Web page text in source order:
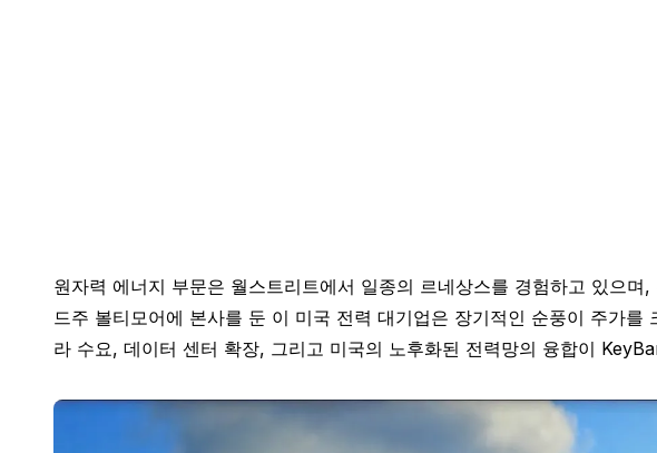
원자력 에너지 부문은 월스트리트에서 일종의 르네상스를 경험하고 있으
드주 볼티모어에 본사를 둔 이 미국 전력 대기업은 장기적인 순풍이 주가
라 수요, 데이터 센터 확장, 그리고 미국의 노후화된 전력망의 융합이